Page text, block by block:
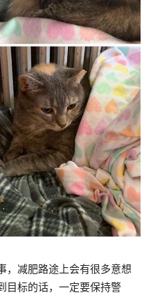
，减肥路途上会有很多意想
目标的话，一定要保持警